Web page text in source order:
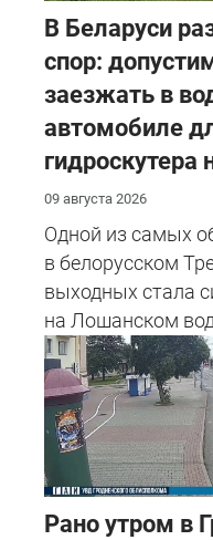
В Беларуси
спор:
заезжать в
автомобиле
гидроскутера
09 августа 2026
Одной из самых
в белорусском
выходных стала
на Лошанском
девушка ...
Рано утром в